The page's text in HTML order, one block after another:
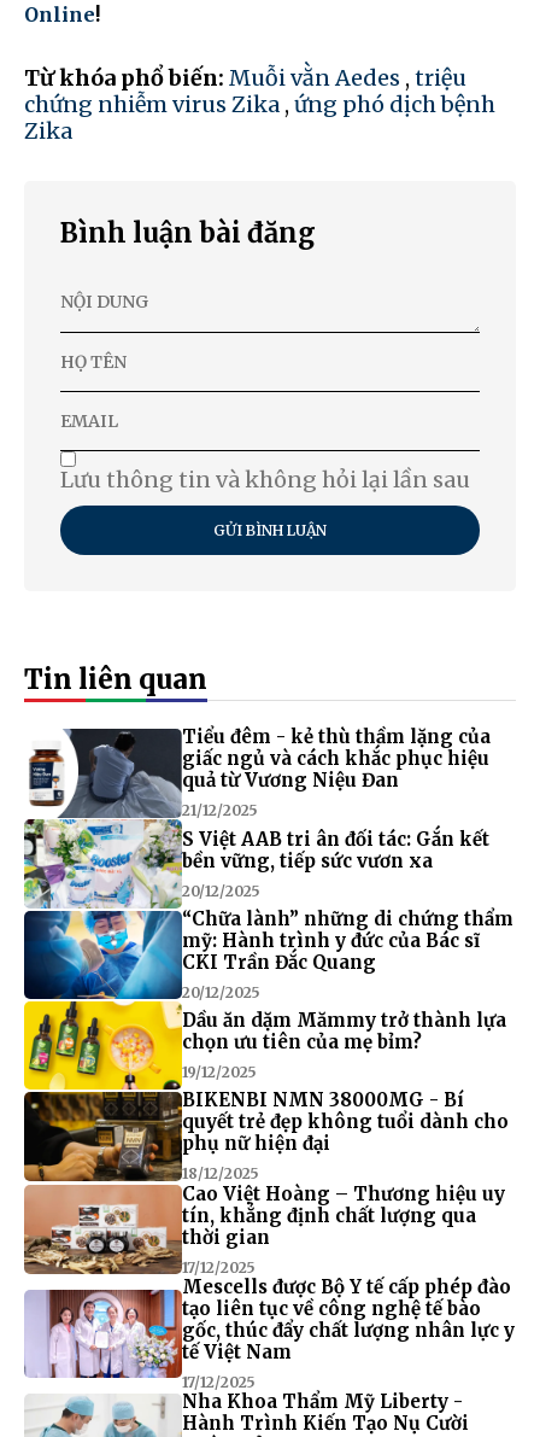
Online!
Từ khóa phổ biến: Muỗi vằn Aedes , triệu
chứng nhiễm virus Zika , ứng phó dịch bệnh
Zika
Bình luận bài đăng
Lưu thông tin và không hỏi lại lần sau
GỬI BÌNH LUẬN
Tin liên quan
Tiểu đêm - kẻ thù thầm lặng của
giấc ngủ và cách khắc phục hiệu
quả từ Vương Niệu Đan
21/12/2025
S Việt AAB tri ân đối tác: Gắn kết
bền vững, tiếp sức vươn xa
20/12/2025
“Chữa lành” những di chứng thẩm
mỹ: Hành trình y đức của Bác sĩ
CKI Trần Đắc Quang
20/12/2025
Dầu ăn dặm Mămmy trở thành lựa
chọn ưu tiên của mẹ bỉm?
19/12/2025
BIKENBI NMN 38000MG - Bí
quyết trẻ đẹp không tuổi dành cho
phụ nữ hiện đại
18/12/2025
Cao Việt Hoàng – Thương hiệu uy
tín, khẳng định chất lượng qua
thời gian
17/12/2025
Mescells được Bộ Y tế cấp phép đào
tạo liên tục về công nghệ tế bào
gốc, thúc đẩy chất lượng nhân lực y
tế Việt Nam
17/12/2025
Nha Khoa Thẩm Mỹ Liberty -
Hành Trình Kiến Tạo Nụ Cười